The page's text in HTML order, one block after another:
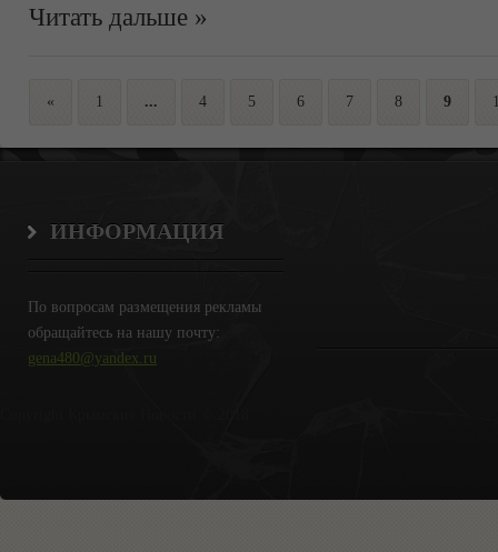
Читать дальше »
« 1 ... 4 5 6 7 8 9
ИНФОРМАЦИЯ
По вопросам размещения рекламы
обращайтесь на нашу почту:
gena480@yandex.ru